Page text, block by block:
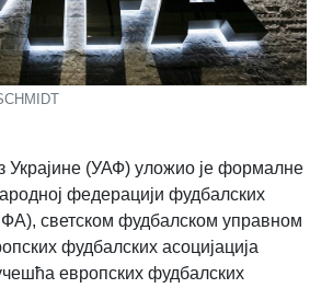
Украјине (УАФ) уложио је формалне
федерацији фудбалских
светском фудбалском управном
фудбалских асоцијација
европских фудбалских